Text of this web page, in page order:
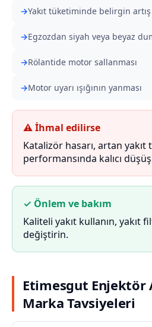
Yakıt tüketiminde belirgin artış
Egzozdan siyah veya beyaz
Rölantide motor sallanması
Motor uyarı ışığının yanması
⚠ İhmal edilirse
Katalizör hasarı, artan
performansında kalıcı
✓ Önlem ve bakım
Kaliteli yakıt kullanın, yakıt
değiştirin.
Etimesgut Enjektör
Marka Tavsiyeleri